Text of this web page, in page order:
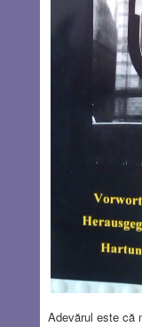
Adevărul este că